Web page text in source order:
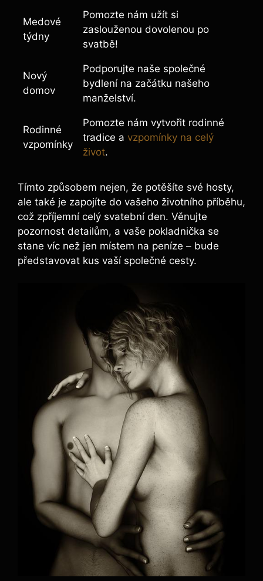
Medové
týdny
Pomozte nám užít si
zaslouženou dovolenou po
svatbě!
Nový
domov
Podporujte naše společné
bydlení na začátku našeho
manželství.
Rodinné
vzpomínky
Pomozte nám vytvořit rodinné
tradice a vzpomínky na celý
život.
Tímto způsobem nejen, že potěšíte své hosty,
ale také je zapojíte do vašeho životního příběhu,
což zpříjemní celý svatební den. Věnujte
pozornost detailům, a vaše pokladnička se
stane víc než jen místem na peníze – bude
představovat kus vaší společné cesty.